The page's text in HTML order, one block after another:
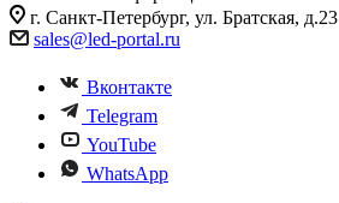
г. Санкт-Петербург, ул. Братская, д.23
sales@led-portal.ru
Вконтакте
Telegram
YouTube
WhatsApp